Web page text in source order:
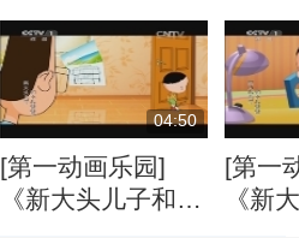
04:50
[第一动画乐园]
《新大头儿子和小
[第一
《新